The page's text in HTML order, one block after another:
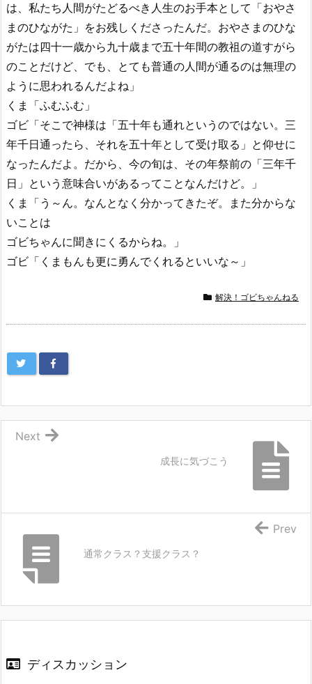
は、私たち人間がたどるべき人生のお手本として「おやさ
まのひながた」をお残しくださったんだ。おやさまのひな
がたは四十一歳から九十歳まで五十年間の教祖の道すがら
のことだけど、でも、とても普通の人間が通るのは無理の
ように思われるんだよね」
くま「ふむふむ」
ゴビ「そこで神様は「五十年も通れというのではない。三
年千日通ったら、それを五十年として受け取る」と仰せに
なったんだよ。だから、今の旬は、その年祭前の「三年千
日」という意味合いがあるってことなんだけど。」
くま「う～ん。なんとなく分かってきたぞ。また分からな
いことは
ゴビちゃんに聞きにくるからね。」
ゴビ「くまもんも更に勇んでくれるといいな～」
解決！ゴビちゃんねる
成長に気づこう
Next
通常クラス？支援クラス？
Prev
ディスカッション